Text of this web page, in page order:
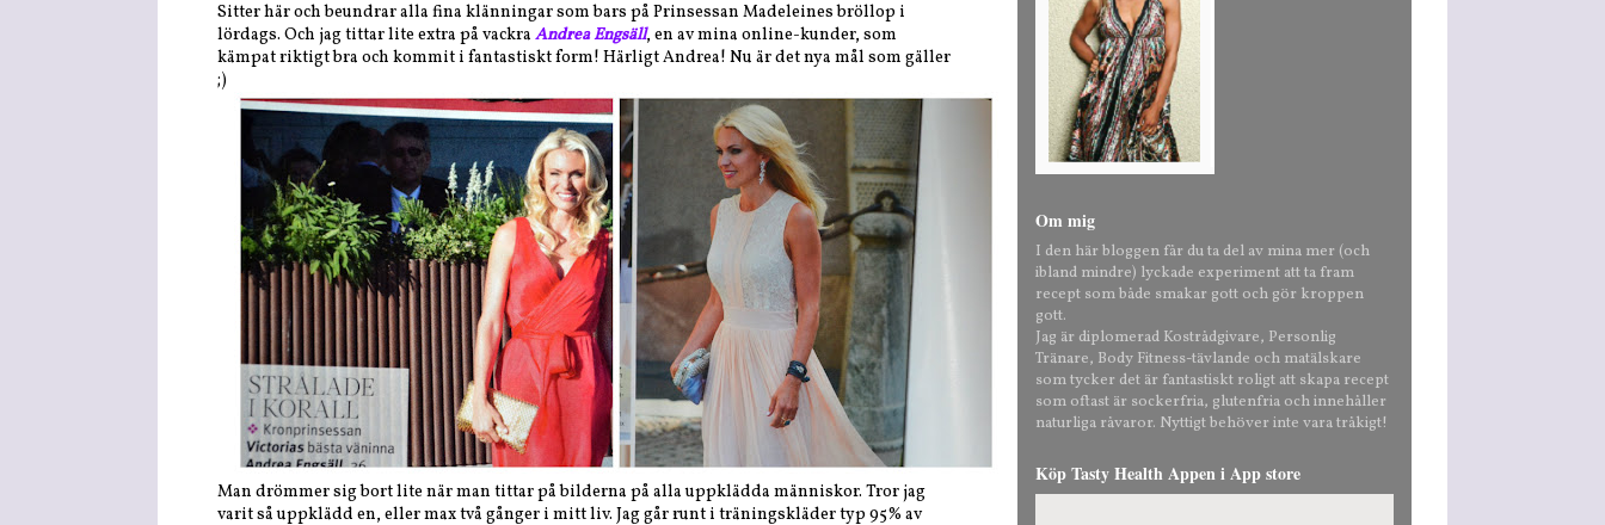
Sitter här och beundrar alla fina klänningar som bars på Prinsessan Madeleines bröllop i
lördags. Och jag tittar lite extra på vackra Andrea Engsäll, en av mina online-kunder, som
kämpat riktigt bra och kommit i fantastiskt form! Härligt Andrea! Nu är det nya mål som gäller
;)
Man drömmer sig bort lite när man tittar på bilderna på alla uppklädda människor. Tror jag
varit så uppklädd en, eller max två gånger i mitt liv. Jag går runt i träningskläder typ 95% av
Om mig
I den här bloggen får du ta del av mina mer (och
ibland mindre) lyckade experiment att ta fram
recept som både smakar gott och gör kroppen
gott.
Jag är diplomerad Kostrådgivare, Personlig
Tränare, Body Fitness-tävlande och matälskare
som tycker det är fantastiskt roligt att skapa recept
som oftast är sockerfria, glutenfria och innehåller
naturliga råvaror. Nyttigt behöver inte vara tråkigt!
Köp Tasty Health Appen i App store